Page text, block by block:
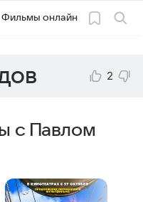
Фильмы онлайн
2
с Павлом